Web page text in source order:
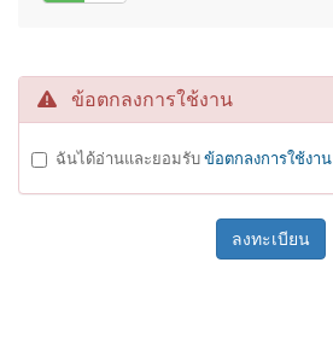
ข้อตกลงการใช้งาน
ฉันได้อ่านและยอมรับข้อตกลงการใช้งาน